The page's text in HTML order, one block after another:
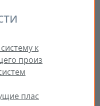
к
произ
плас